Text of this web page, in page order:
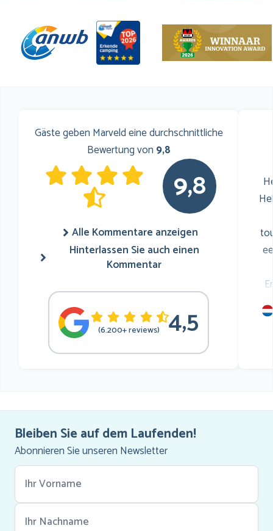
Gäste geben Marveld eine durchschnittliche
Bewertung von 9,8
9,8
Alle Kommentare anzeigen
Hinterlassen Sie auch einen
Kommentar
(6.200+ reviews) 4,5
Bleiben Sie auf dem Laufenden!
Abonnieren Sie unseren Newsletter